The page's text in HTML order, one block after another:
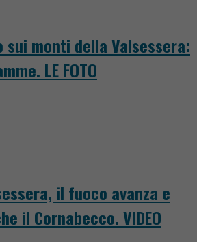
monti della Valsessera:
LE FOTO
il fuoco avanza e
il Cornabecco. VIDEO